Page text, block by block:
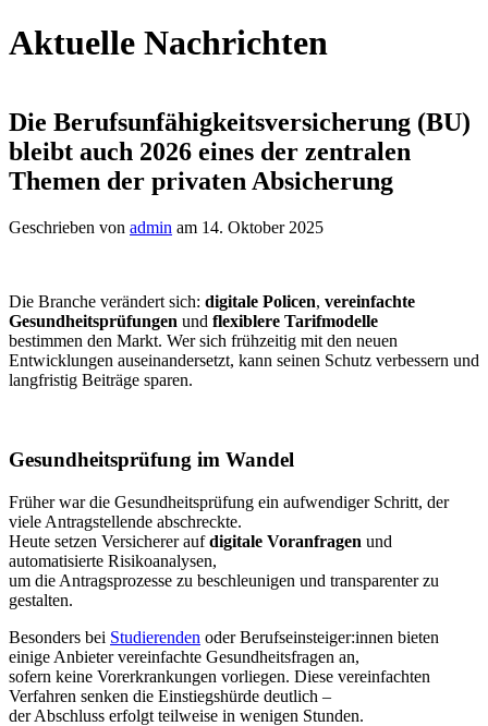
Aktuelle Nachrichten
Die Berufsunfähigkeitsversicherung (BU)
bleibt auch 2026 eines der zentralen
Themen der privaten Absicherung
Geschrieben von admin am 14. Oktober 2025
Die Branche verändert sich: digitale Policen, vereinfachte
Gesundheitsprüfungen und flexiblere Tarifmodelle
bestimmen den Markt. Wer sich frühzeitig mit den neuen
Entwicklungen auseinandersetzt, kann seinen Schutz verbessern und
langfristig Beiträge sparen.
Gesundheitsprüfung im Wandel
Früher war die Gesundheitsprüfung ein aufwendiger Schritt, der
viele Antragstellende abschreckte.
Heute setzen Versicherer aufdigitale Voranfragen und
automatisierte Risikoanalysen,
um die Antragsprozesse zu beschleunigen und transparenter zu
gestalten.
Besonders bei Studierenden oder Berufseinsteiger:innen bieten
einige Anbieter vereinfachte Gesundheitsfragen an,
sofern keine Vorerkrankungen vorliegen. Diese vereinfachten
Verfahren senken die Einstiegshürde deutlich –
der Abschluss erfolgt teilweise in wenigen Stunden.